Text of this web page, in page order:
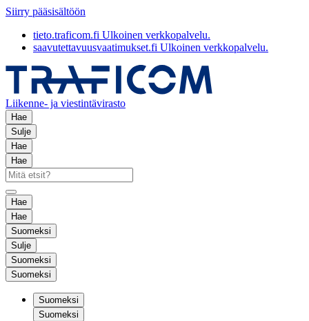
Siirry pääsisältöön
tieto.traficom.fi Ulkoinen verkkopalvelu.
saavutettavuusvaatimukset.fi Ulkoinen verkkopalvelu.
Liikenne- ja viestintävirasto
Hae
Sulje
Hae
Hae
Hae
Hae
Suomeksi
Sulje
Suomeksi
Suomeksi
Suomeksi
Suomeksi